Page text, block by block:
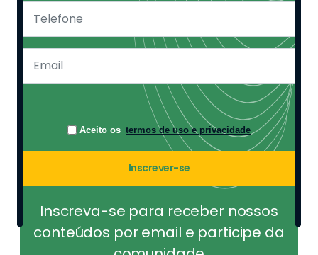
Aceito os termos de uso e privacidade
Inscrever-se
Inscreva-se para receber nossos
conteúdos por email e participe da